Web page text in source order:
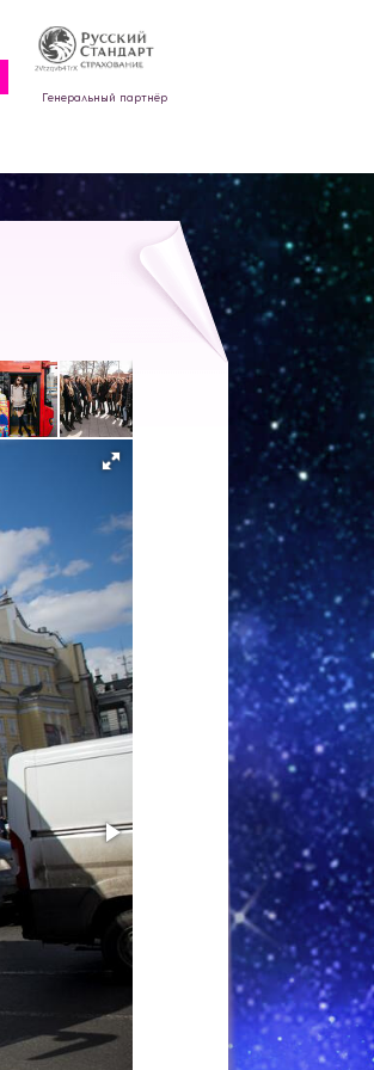
Генеральный партнёр